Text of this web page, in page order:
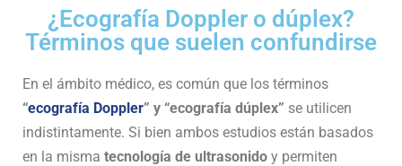
¿Ecografía Doppler o dúplex?
Términos que suelen confundirse
En el ámbito médico, es común que los términos
“ecografía Doppler” y “ecografía dúplex” se utilicen
indistintamente. Si bien ambos estudios están basados
en la misma tecnología de ultrasonido y permiten